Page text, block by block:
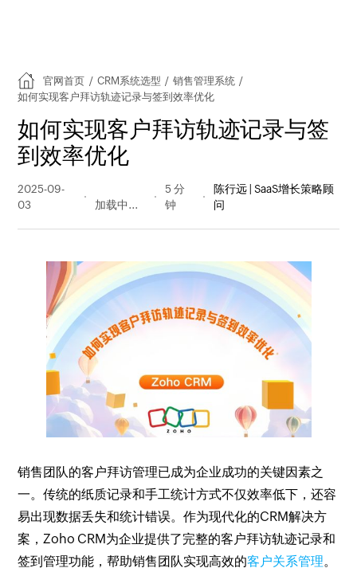
官网首页 / CRM系统选型 / 销售管理系统 /
如何实现客户拜访轨迹记录与签到效率优化
如何实现客户拜访轨迹记录与签
到效率优化
2025-09-
03
量
5 分
钟
陈行远 | SaaS增长策略顾
问
销售团队的客户拜访管理已成为企业成功的关键因素之
一。传统的纸质记录和手工统计方式不仅效率低下，还容
易出现数据丢失和统计错误。作为现代化的CRM解决方
案，Zoho CRM为企业提供了完整的客户拜访轨迹记录和
签到管理功能，帮助销售团队实现高效的客户关系管理。